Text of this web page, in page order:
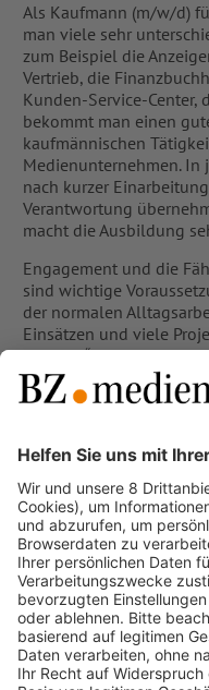
Als Kaufmann (m/w/d)
man viele sehr
zum Beispiel die
Vertrieb, die
Kunden-Service-Center,
bekommt man einen
kaufmännischen
Medienunternehmen. In
nach kurzer
Verantwortung
macht die Ausbildung
Engagement und die
sind wichtige
der normalen
Einsätzen und viele
können. “Zeitung in der
großes
die BZ näher
Maschinen und Vorgänge.
Jeder Azubi bekommt
leitet. Das können zum
die Einführungstage der
Vieles mehr und jeder
macht einfach Spaß.
Neben der praktischen
Kaufleute für
die Max-Weber-Schule